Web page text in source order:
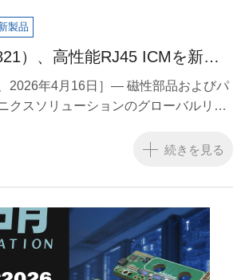
製品
）、高性能RJ45 ICMを新発
エコシステムを強化し、AIおよ
の高度化を支援
2026年4月16日］— 磁性部品およびパ
クスソリューションのグローバルリー
新世代の統合型ネットワークコネクタ
表しました。
続きを見る